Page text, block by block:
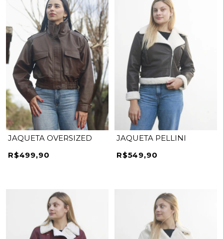
JAQUETA OVERSIZED
R$499,90
JAQUETA PELLINI
R$549,90